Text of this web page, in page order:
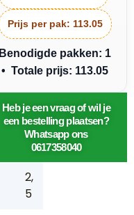
2,
5
7
m
0,
5
5
2,
5
Prijs per pak: 113.05
Benodigde pakken: 1
• Totale prijs: 113.05
Heb je een vraag of wil je
een bestelling plaatsen?
Whatsapp ons
0617358040